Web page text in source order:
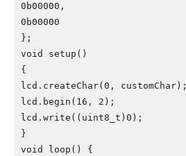
0b00000,
0b00000
};
void setup()
{
lcd.createChar(0, customChar);
lcd.begin(16, 2);
lcd.write((uint8_t)0);
}
void loop() {